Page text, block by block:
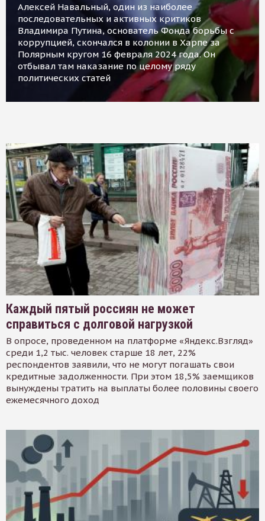
Алексей Навальный, один из наиболее
последовательных и активных критиков
Владимира Путина, основатель Фонда борьбы с
коррупцией, скончался в колонии в Харпе за
Полярным кругом 16 февраля 2024 года. Он
отбывал там наказание по целому ряду
политических статей
Каждый пятый россиян не может
справиться с долговой нагрузкой
В опросе, проведенном на платформе «Яндекс.Взгляд»
среди 1,2 тыс. человек старше 18 лет, 22%
респондентов заявили, что не могут погашать свои
кредитные задолженности. При этом 18,5% заемщиков
вынуждены тратить на выплаты более половины своего
ежемесячного доход